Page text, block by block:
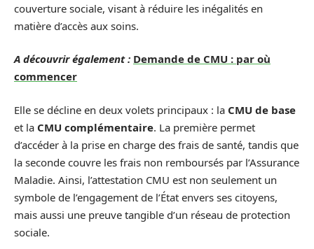
couverture sociale, visant à réduire les inégalités en
matière d’accès aux soins.
A découvrir également : Demande de CMU : par où
commencer
Elle se décline en deux volets principaux : la CMU de base
et la CMU complémentaire. La première permet
d’accéder à la prise en charge des frais de santé, tandis que
la seconde couvre les frais non remboursés par l’Assurance
Maladie. Ainsi, l’attestation CMU est non seulement un
symbole de l’engagement de l’État envers ses citoyens,
mais aussi une preuve tangible d’un réseau de protection
sociale.